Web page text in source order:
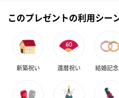
このプレゼントの利用シー
新築祝い 還暦祝い 結婚記